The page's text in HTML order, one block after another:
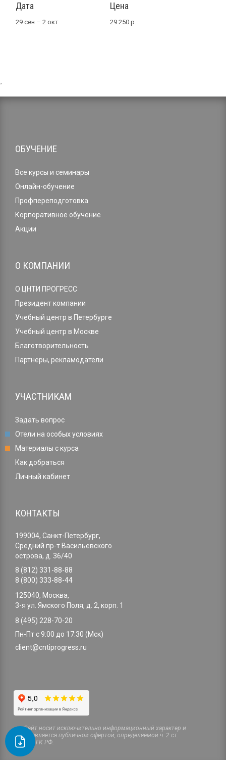
Дата
29 сен – 2 окт
Цена
29 250 р.
ОБУЧЕНИЕ
Все курсы и семинары
Онлайн-обучение
Профпереподготовка
Корпоративное обучение
Акции
О КОМПАНИИ
О ЦНТИ ПРОГРЕСС
Президент компании
Учебный центр в Петербурге
Учебный центр в Москве
Благотворительность
Партнеры, рекламодатели
УЧАСТНИКАМ
Задать вопрос
Отели на особых условиях
Материалы с курса
Как добраться
Личный кабинет
КОНТАКТЫ
199004, Санкт-Петербург,
Средний пр-т Васильевского
острова, д. 36/40
8 (812) 331-88-88
8 (800) 333-88-44
125040, Москва,
3-я ул. Ямского Поля, д. 2, корп. 1
8 (495) 228-70-20
Пн-Пт с 9:00 до 17:30 (Мск)
client@cntiprogress.ru
Cайт носит исключительно информационный характер и
не является публичной офертой, определяемой ч. 2 ст.
437 ГК РФ.